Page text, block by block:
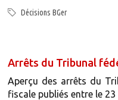
Décisions BGer
Arrêts du Tribunal
Aperçu des arrêts du
fiscale publiés entre le